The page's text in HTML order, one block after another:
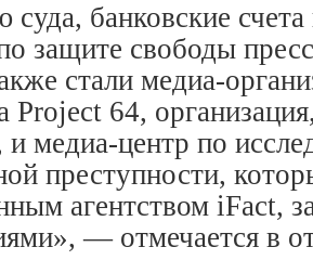
банковские
защите свободы
стали медиа-
Project 64,
медиа-центр по
преступности,
агентством iFact,
— отмечается в